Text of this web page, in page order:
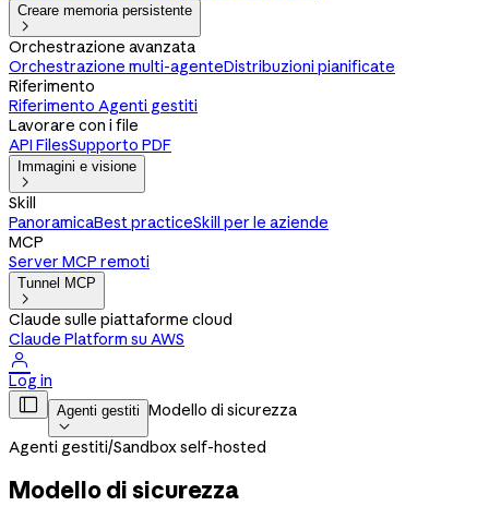
Creare memoria persistente

Orchestrazione avanzata
Orchestrazione multi-agenteDistribuzioni pianificate
Riferimento
Riferimento Agenti gestiti
Lavorare con i file
API FilesSupporto PDF
Immagini e visione

Skill
PanoramicaBest practiceSkill per le aziende
MCP
Server MCP remoti
Tunnel MCP

Claude sulle piattaforme cloud
Claude Platform su AWS

Log in
 Agenti gestiti

Modello di sicurezza
Agenti gestiti/Sandbox self-hosted
Modello di sicurezza